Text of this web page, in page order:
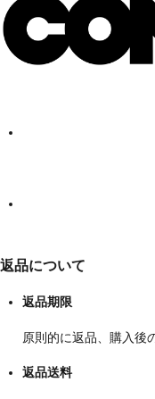
返品について
返品期限
原則的に返品、購入後
返品送料